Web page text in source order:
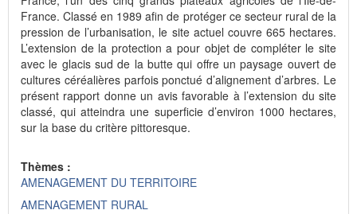
France. Classé en 1989 afin de protéger ce secteur rural de la
pression de l’urbanisation, le site actuel couvre 665 hectares.
L’extension de la protection a pour objet de compléter le site
avec le glacis sud de la butte qui offre un paysage ouvert de
cultures céréalières parfois ponctué d’alignement d’arbres. Le
présent rapport donne un avis favorable à l’extension du site
classé, qui atteindra une superficie d’environ 1000 hectares,
sur la base du critère pittoresque.
Thèmes :
AMENAGEMENT DU TERRITOIRE
AMENAGEMENT RURAL